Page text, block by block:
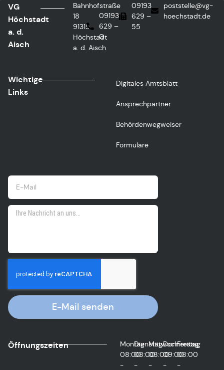
VG
Höchstadt
a. d.
Aisch
Bahnhofstraße
18
91315
Höchstadt
a. d. Aisch
09193
629 –
0
09193
629 –
55
poststelle@vg-
hoechstadt.de
Wichtige
Links
Digitales Amtsblatt
Ansprechpartner
Behördenwegweiser
Formulare
E-Mail senden
Öffnungszeiten
Montag
08:00
-
Dienstag
08:00
-
Mittwoch
08:00
-
Donnerstag
09:00
-
Freitag
08:00
-